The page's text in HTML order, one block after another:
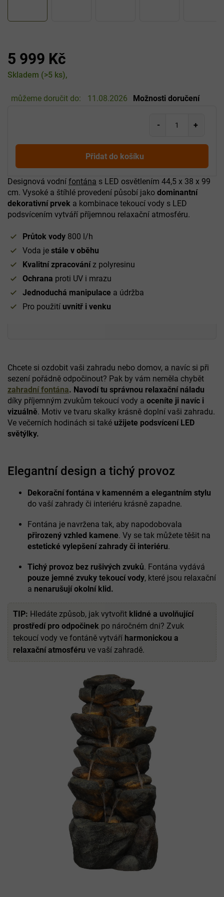
5 999 Kč
Měrná
Skladem (>5 ks)
můžeme doručit do: 11.08.2026 Možnosti doručení
Přidat do košíku
Designová vodní fontána s LED osvětlením 44,5 x 38 x 99
cm. Vysoké a štíhlé provedení působí jako dominantní
dekorativní prvek a kombinace tekoucí vody s LED
podsvícením vytváří příjemnou relaxační atmosféru.
Průtok vody 800 l/h
Voda je stále v oběhu
Kvalitní zpracováníz polyresinu
Ochrana proti UV i mrazu
Jednoduchá manipulace a údržba
Pro použití uvnitř i venku
Chcete si ozdobit vaši zahradu nebo domov, a navíc si při
sezení pořádně odpočinout? Pak by vám neměla chybět
zahradní fontána. Navodí tu správnou relaxační náladu
díky příjemným zvukům tekoucí vody a oceníte ji navíc i
vizuálně. Motiv ve tvaru skalky krásně doplní vaši zahradu.
Ve večerních hodinách si také užijete podsvícení LED
světýlky.
Elegantní design a tichý provoz
Dekorační fontána v kamenném a elegantním stylu
do vaší zahrady či interiéru krásně zapadne.
Fontána je navržena tak, aby napodobovala
přirozený vzhled kamene. Vy se tak můžete těšit na
estetické vylepšení zahrady či interiéru.
Tichý provoz bez rušivých zvuků. Fontána vydává
pouze jemné zvuky tekoucí vody, které jsou relaxační
a nenarušují okolní klid.
TIP: Hledáte způsob, jak vytvořit klidné a uvolňující
prostředí pro odpočinek po náročném dni? Zvuk
tekoucí vody ve fontáně vytváří harmonickou a
relaxační atmosféru ve vaší zahradě.